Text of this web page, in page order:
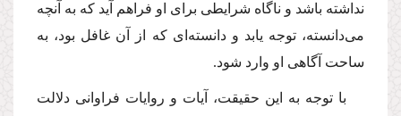
نداشته باشد و ناگاه شرایطى براى او فراهم آید كه به آنچه
مى‌دانسته، توجه یابد و دانسته‌اى كه از آن غافل بود، به
ساحت آگاهى او وارد شود.
با توجه به این حقیقت، آیات و روایات فراوانى دلالت